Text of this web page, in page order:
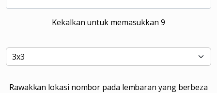
Kekalkan untuk memasukkan 9
Rawakkan lokasi nombor pada lembaran yang berbeza